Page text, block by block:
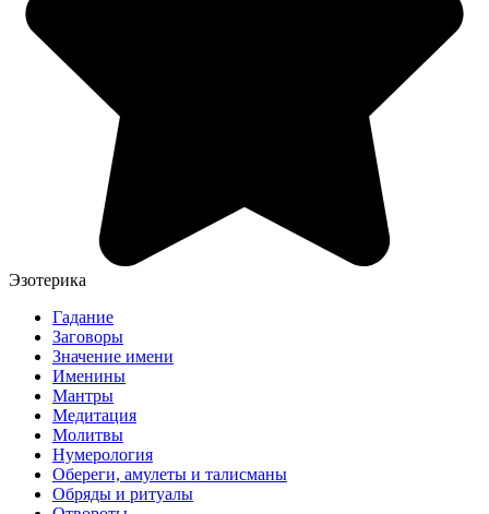
Эзотерика
Гадание
Заговоры
Значение имени
Именины
Мантры
Медитация
Молитвы
Нумерология
Обереги, амулеты и талисманы
Обряды и ритуалы